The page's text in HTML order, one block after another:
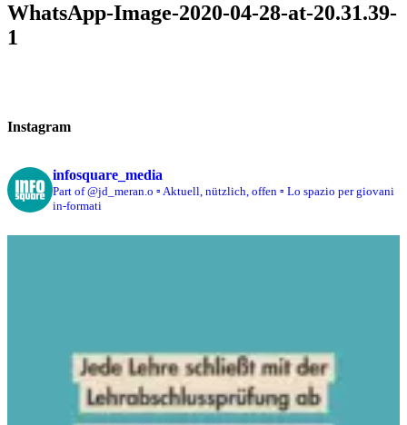
WhatsApp-Image-2020-04-28-at-20.31.39-
1
Instagram
infosquare_media
Part of @jd_meran.o ▫️ Aktuell, nützlich, offen ▫️ Lo spazio per giovani
in-formati